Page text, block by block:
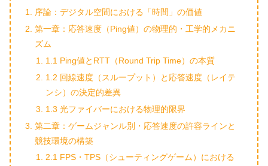
序論：デジタル空間における「時間」の価値
第一章：応答速度（Ping値）の物理的・工学的メカニ
ズム
1.1 Ping値とRTT（Round Trip Time）の本質
1.2 回線速度（スループット）と応答速度（レイテ
ンシ）の決定的差異
1.3 光ファイバーにおける物理的限界
第二章：ゲームジャンル別・応答速度の許容ラインと
競技環境の構築
2.1 FPS・TPS（シューティングゲーム）における